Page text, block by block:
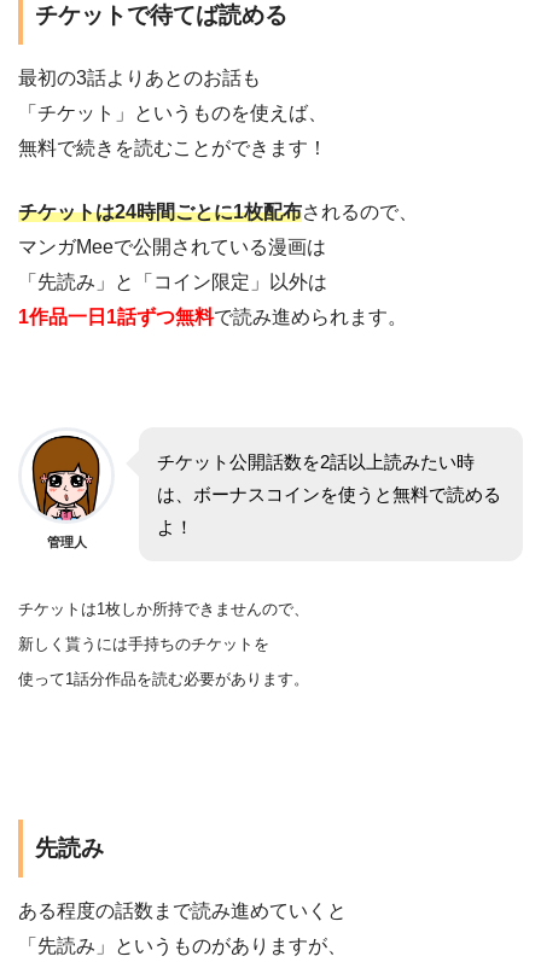
チケットで待てば読める
最初の3話よりあとのお話も
「チケット」というものを使えば、
無料で続きを読むことができます！
チケットは24時間ごとに1枚配布されるので、
マンガMeeで公開されている漫画は
「先読み」と「コイン限定」以外は
1作品一日1話ずつ無料で読み進められます。
管理人
チケット公開話数を2話以上読みたい時
は、ボーナスコインを使うと無料で読める
よ！
チケットは1枚しか所持できませんので、
新しく貰うには手持ちのチケットを
使って1話分作品を読む必要があります。
先読み
ある程度の話数まで読み進めていくと
「先読み」というものがありますが、